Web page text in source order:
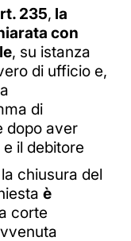
235, la
con
, su istanza
di ufficio e,
di
dopo aver
il debitore
chiusura del
è
corte